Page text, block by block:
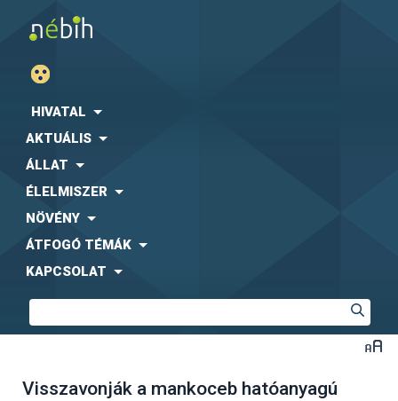
HIVATAL
AKTUÁLIS
ÁLLAT
ÉLELMISZER
NÖVÉNY
ÁTFOGÓ TÉMÁK
KAPCSOLAT
Visszavonják a mankoceb hatóanyagú